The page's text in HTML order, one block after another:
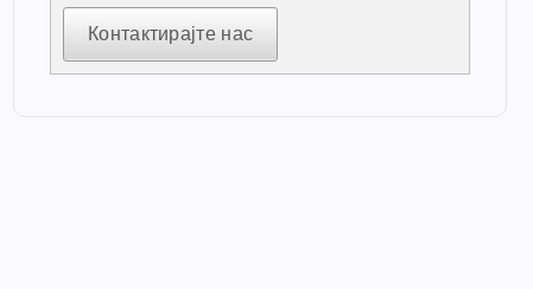
Контактирајте нас